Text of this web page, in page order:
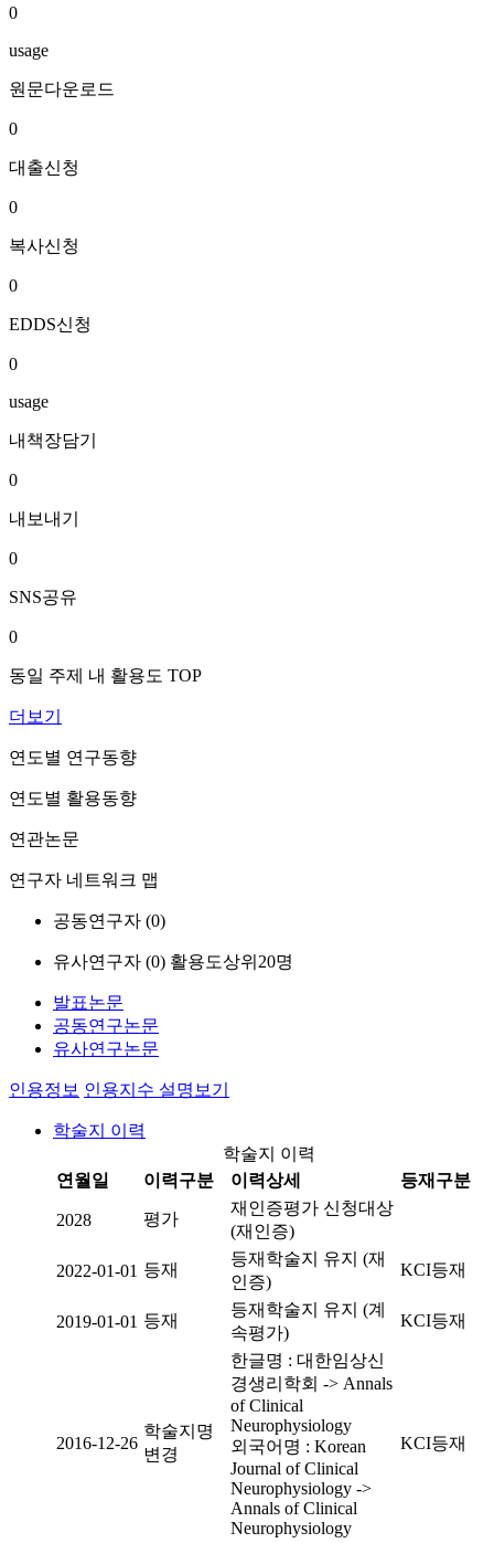
0
usage
원문다운로드
0
대출신청
0
복사신청
0
EDDS신청
0
usage
내책장담기
0
내보내기
0
SNS공유
0
동일 주제 내 활용도 TOP
더보기
연도별 연구동향
연도별 활용동향
연관논문
연구자 네트워크 맵
공동연구자 (0)
유사연구자 (0) 활용도상위20명
발표논문
공동연구논문
유사연구논문
인용정보 인용지수 설명보기
학술지 이력
학술지 이력
연월일
이력구분 이력상세 등재구분
2028 평가
재인증평가 신청대상
(재인증)
2022-01-01 등재
등재학술지 유지 (재
인증)
KCI등재
2019-01-01 등재
등재학술지 유지 (계
속평가)
KCI등재
2016-12-26
학술지명
변경
한글명 : 대한임상신
경생리학회 -> Annals
of Clinical
Neurophysiology
외국어명 : Korean
Journal of Clinical
Neurophysiology ->
Annals of Clinical
Neurophysiology
KCI등재